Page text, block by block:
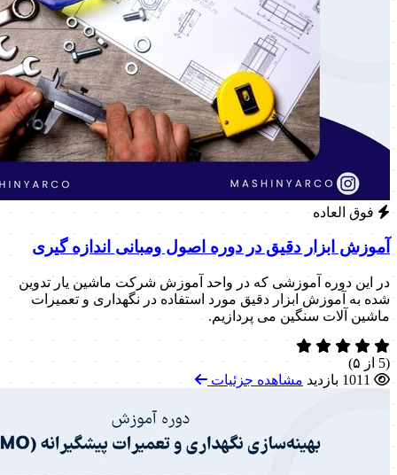
فوق العاده
آموزش ابزار دقیق در دوره اصول ومبانی اندازه گیری
در این دوره آموزشی که در واحد آموزش شرکت ماشین یار تدوین
شده به آموزش ابزار دقیق مورد استفاده در نگهداری و تعمیرات
ماشین آلات سنگین می پردازیم.
(5 از ۵)
1011 بازدید
مشاهده جزئیات